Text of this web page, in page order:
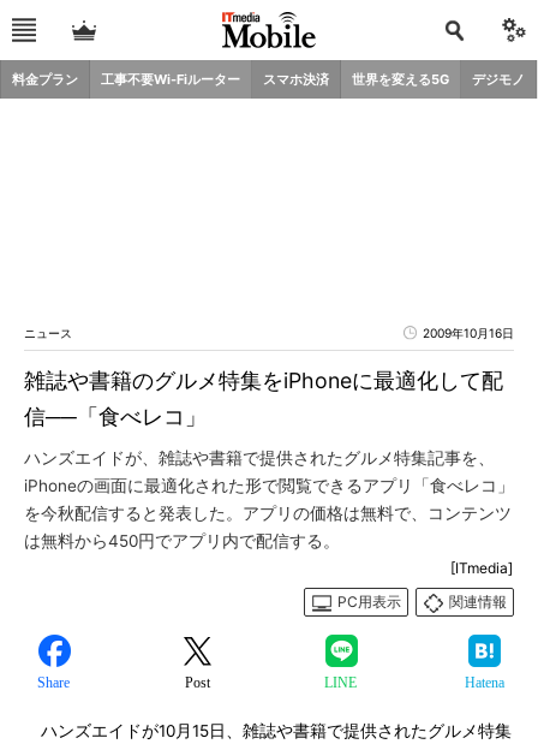
料金プラン 工事不要Wi-Fiルーター スマホ決済 世界を変える5G デジモノ
ニュース 2009年10月16日
雑誌や書籍のグルメ特集をiPhoneに最適化して配
信──「食べレコ」
ハンズエイドが、雑誌や書籍で提供されたグルメ特集記事を、
iPhoneの画面に最適化された形で閲覧できるアプリ「食べレコ」
を今秋配信すると発表した。アプリの価格は無料で、コンテンツ
は無料から450円でアプリ内で配信する。
[ITmedia]
PC用表示
関連情報
Share Post LINE Hatena
ハンズエイドが10月15日、雑誌や書籍で提供されたグルメ特集